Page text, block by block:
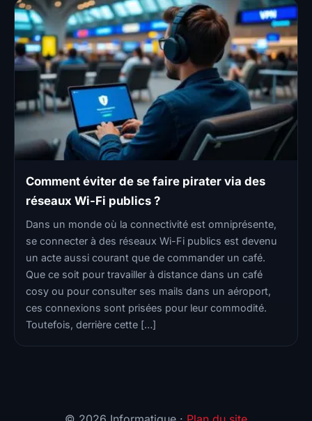
Comment éviter de se faire pirater via des
réseaux Wi-Fi publics ?
Dans un monde où la connectivité est omniprésente,
se connecter à des réseaux Wi-Fi publics est devenu
un acte aussi courant que de commander un café.
Que ce soit pour travailler à distance dans un café
cosy ou pour consulter ses mails dans un aéroport,
ces connexions sont prisées pour leur commodité.
Toutefois, derrière cette […]